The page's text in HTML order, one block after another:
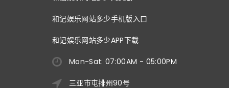
和记娱乐网站多少手机版入口
和记娱乐网站多少APP下载
Mon-Sat: 07:00AM - 05:00PM
三亚市屯排州90号